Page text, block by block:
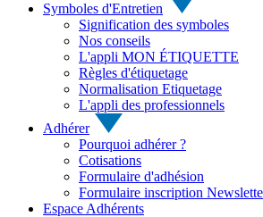
Symboles d'Entretien
Signification des symboles
Nos conseils
L'appli MON ÉTIQUETTE
Règles d'étiquetage
Normalisation Etiquetage
L'appli des professionnels
Adhérer
Pourquoi adhérer ?
Cotisations
Formulaire d'adhésion
Formulaire inscription
Espace Adhérents